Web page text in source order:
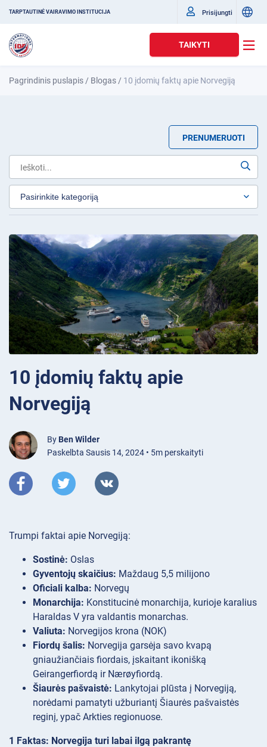
TARPTAUTINĖ VAIRAVIMO INSTITUCIJA Prisijungti
TAIKYTI
Pagrindinis puslapis / Blogas / 10 įdomių faktų apie Norvegiją
PRENUMERUOTI
10 įdomių faktų apie
Norvegiją
By Ben Wilder
Paskelbta Sausis 14, 2024 • 5m perskaityti
Trumpi faktai apie Norvegiją:
Sostinė: Oslas
Gyventojų skaičius: Maždaug 5,5 milijono
Oficiali kalba: Norvegų
Monarchija: Konstitucinė monarchija, kurioje karalius
Haraldas V yra valdantis monarchas.
Valiuta: Norvegijos krona (NOK)
Fiordų šalis: Norvegija garsėja savo kvapą
gniaužiančiais fiordais, įskaitant ikonišką
Geirangerfiordą ir Nærøyfiordą.
Šiaurės pašvaistė: Lankytojai plūsta į Norvegiją,
norėdami pamatyti užburiantį Šiaurės pašvaistės
reginį, ypač Arkties regionuose.
1 Faktas: Norvegija turi labai ilgą pakrantę